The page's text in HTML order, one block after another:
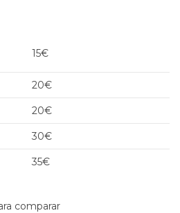
15€
20€
20€
30€
35€
comparar